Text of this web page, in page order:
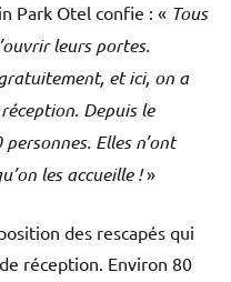
Park Otel confie : « Tous
leurs portes.
et ici, on a
Depuis le
Elles n’ont
les accueille !»